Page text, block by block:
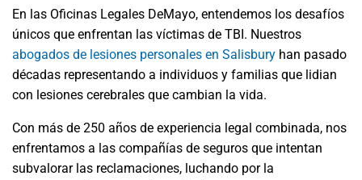
En las Oficinas Legales DeMayo, entendemos los desafíos
únicos que enfrentan las víctimas de TBI. Nuestros
abogados de lesiones personales en Salisbury han pasado
décadas representando a individuos y familias que lidian
con lesiones cerebrales que cambian la vida.
Con más de 250 años de experiencia legal combinada, nos
enfrentamos a las compañías de seguros que intentan
subvalorar las reclamaciones, luchando por la